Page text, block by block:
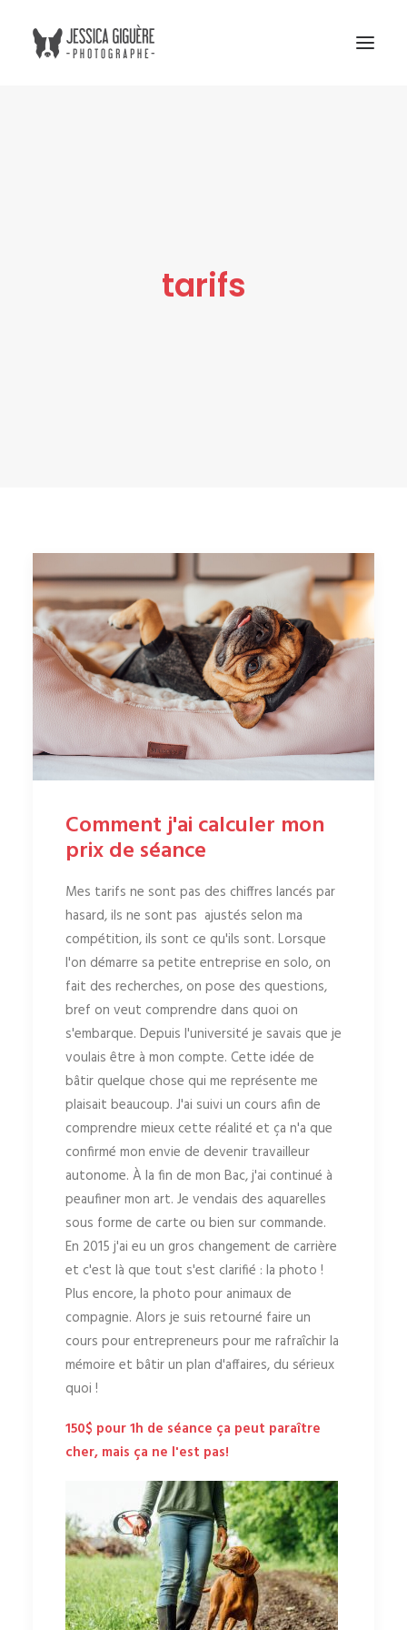
tarifs
Comment j'ai calculer mon
prix de séance
Mes tarifs ne sont pas des chiffres lancés par
hasard, ils ne sont pas ajustés selon ma
compétition, ils sont ce qu'ils sont. Lorsque
l'on démarre sa petite entreprise en solo, on
fait des recherches, on pose des questions,
bref on veut comprendre dans quoi on
s'embarque. Depuis l'université je savais que je
voulais être à mon compte. Cette idée de
bâtir quelque chose qui me représente me
plaisait beaucoup. J'ai suivi un cours afin de
comprendre mieux cette réalité et ça n'a que
confirmé mon envie de devenir travailleur
autonome. À la fin de mon Bac, j'ai continué à
peaufiner mon art. Je vendais des aquarelles
sous forme de carte ou bien sur commande.
En 2015 j'ai eu un gros changement de carrière
et c'est là que tout s'est clarifié : la photo !
Plus encore, la photo pour animaux de
compagnie. Alors je suis retourné faire un
cours pour entrepreneurs pour me rafraîchir la
mémoire et bâtir un plan d'affaires, du sérieux
quoi !
150$ pour 1h de séance ça peut paraître
cher, mais ça ne l'est pas!